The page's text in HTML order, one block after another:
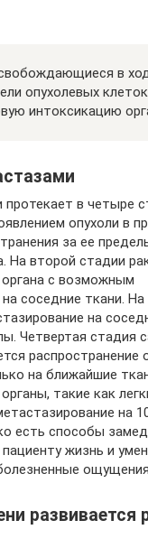
в
опухолевых
интоксикацию
в четыре
опухоли в
за ее
На второй стадии
с возможным
соседние ткани.
на
Четвертая стадия
распространение
на ближайшие
такие как
на
есть способы
жизнь и
ощущения.
развивается